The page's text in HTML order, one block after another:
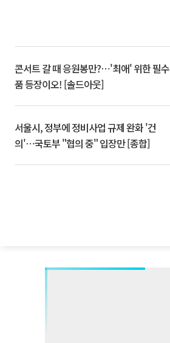
콘서트 갈 때 응원봉만?⋯'최애' 위한 필수
품 등장이오! [솔드아웃]
서울시, 정부에 정비사업 규제 완화 '건
의'⋯국토부 "협의 중" 입장만 [종합]